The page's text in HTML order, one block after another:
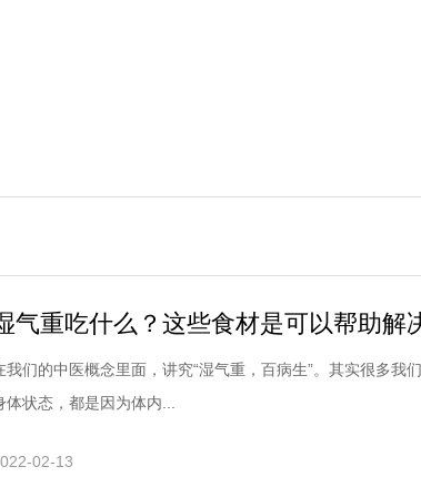
气重吃什么？这些食材是可以帮助解
我们的中医概念里面，讲究“湿气重，百病生”。其实很多我
体状态，都是因为体内...
02-13